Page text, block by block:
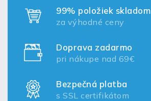
99% položiek skladom
za výhodné ceny
Doprava zadarmo
pri nákupe nad 69€
Bezpečná platba
s SSL certifikátom